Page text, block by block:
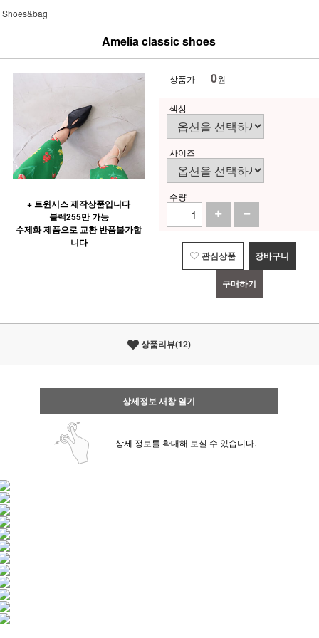
Shoes&bag
Amelia classic shoes
+ 트윈시스 제작상품입니다
블랙255만 가능
수제화 제품으로 교환 반품불가합
니다
상품가 0원
색상
사이즈
수량
관심상품 장바구니
구매하기
상품리뷰(12)
상세정보 새창 열기
상세 정보를 확대해 보실 수 있습니다.